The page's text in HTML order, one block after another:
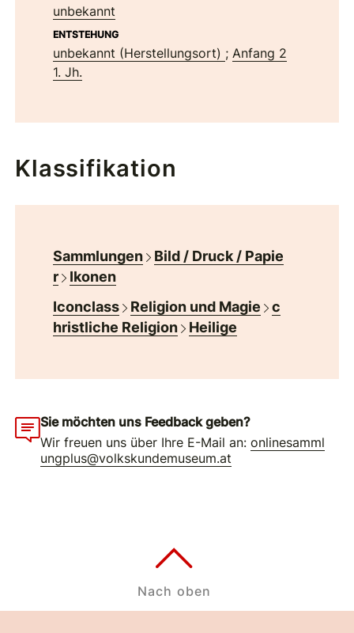
unbekannt
ENTSTEHUNG
unbekannt (Herstellungsort) ;Anfang 2
1. Jh.
Klassifikation
Sammlungen
Bild / Druck / Papie
r
Ikonen
Iconclass
Religion und Magie
c
hristliche Religion
Heilige
Sie möchten uns Feedback geben?
Wir freuen uns über Ihre E-Mail an:onlinesamml
ungplus@volkskundemuseum.at
Nach oben